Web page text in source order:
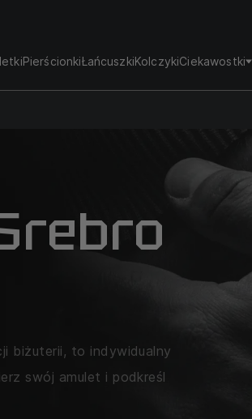
PierścionkiŁańcuszkiKolczykiCiekawostki
biżuterii, to indywidualny
swój amulet i podkreśl